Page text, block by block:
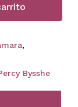
,
Bysshe